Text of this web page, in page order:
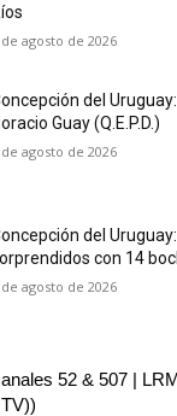
agosto de 2026
del
Guay (Q.E.P.D.)
agosto de 2026
del
con 14
agosto de 2026
52 & 507 |